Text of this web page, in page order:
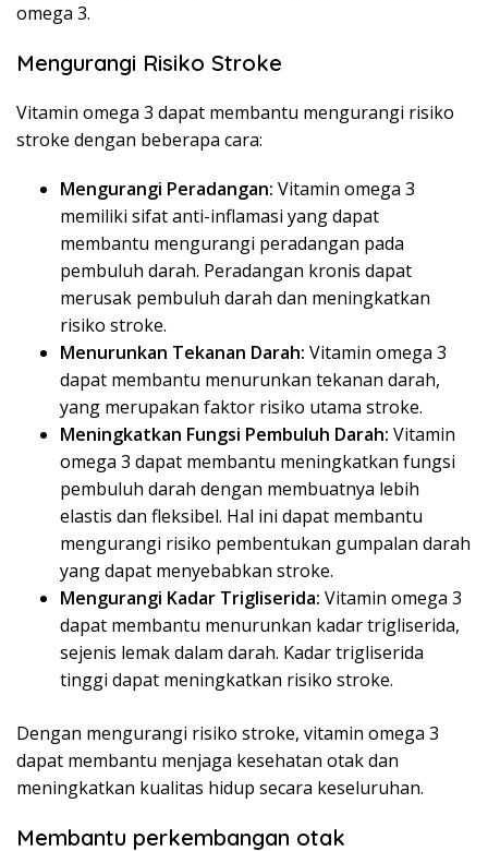
omega 3.
Mengurangi Risiko Stroke
Vitamin omega 3 dapat membantu mengurangi risiko
stroke dengan beberapa cara:
Mengurangi Peradangan: Vitamin omega 3
memiliki sifat anti-inflamasi yang dapat
membantu mengurangi peradangan pada
pembuluh darah. Peradangan kronis dapat
merusak pembuluh darah dan meningkatkan
risiko stroke.
Menurunkan Tekanan Darah: Vitamin omega 3
dapat membantu menurunkan tekanan darah,
yang merupakan faktor risiko utama stroke.
Meningkatkan Fungsi Pembuluh Darah: Vitamin
omega 3 dapat membantu meningkatkan fungsi
pembuluh darah dengan membuatnya lebih
elastis dan fleksibel. Hal ini dapat membantu
mengurangi risiko pembentukan gumpalan darah
yang dapat menyebabkan stroke.
Mengurangi Kadar Trigliserida: Vitamin omega 3
dapat membantu menurunkan kadar trigliserida,
sejenis lemak dalam darah. Kadar trigliserida
tinggi dapat meningkatkan risiko stroke.
Dengan mengurangi risiko stroke, vitamin omega 3
dapat membantu menjaga kesehatan otak dan
meningkatkan kualitas hidup secara keseluruhan.
Membantu perkembangan otak